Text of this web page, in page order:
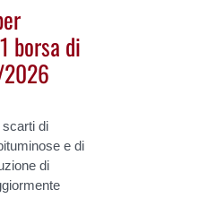
borsa di
scarti di
e di
di